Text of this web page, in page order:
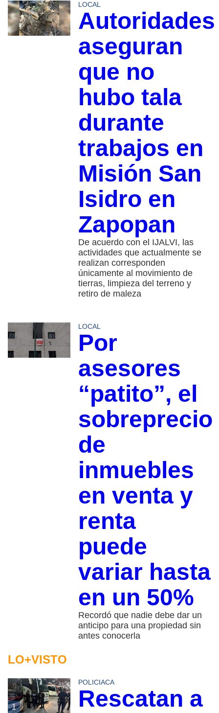
LOCAL
Autoridades
aseguran
que no
hubo tala
durante
trabajos en
Misión San
Isidro en
Zapopan
De acuerdo con el IJALVI, las
actividades que actualmente se
realizan corresponden
únicamente al movimiento de
tierras, limpieza del terreno y
retiro de maleza
LOCAL
Por
asesores
“patito”, el
sobreprecio
de
inmuebles
en venta y
renta
puede
variar hasta
en un 50%
Recordó que nadie debe dar un
anticipo para una propiedad sin
antes conocerla
LO+VISTO
1
POLICIACA
Rescatan a